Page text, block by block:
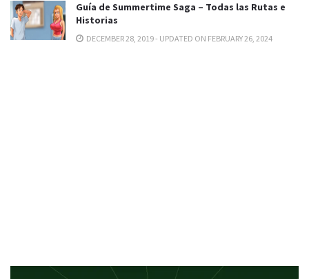
Guía de Summertime Saga – Todas las Rutas e
Historias
DECEMBER 28, 2019 - UPDATED ON FEBRUARY 26, 2024